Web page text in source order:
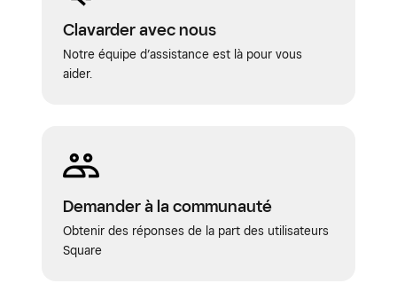
Clavarder avec nous
Notre équipe d’assistance est là pour vous
aider.
Demander à la communauté
Obtenir des réponses de la part des utilisateurs
Square